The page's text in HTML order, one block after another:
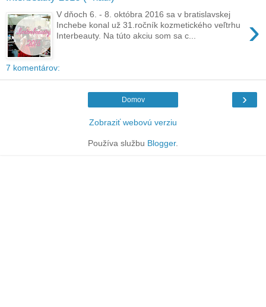
›
V dňoch 6. - 8. októbra 2016 sa v bratislavskej
Inchebe konal už 31.ročník kozmetického veľtrhu
Interbeauty. Na túto akciu som sa c...
7 komentárov:
›
Domov
Zobraziť webovú verziu
Používa službu Blogger.